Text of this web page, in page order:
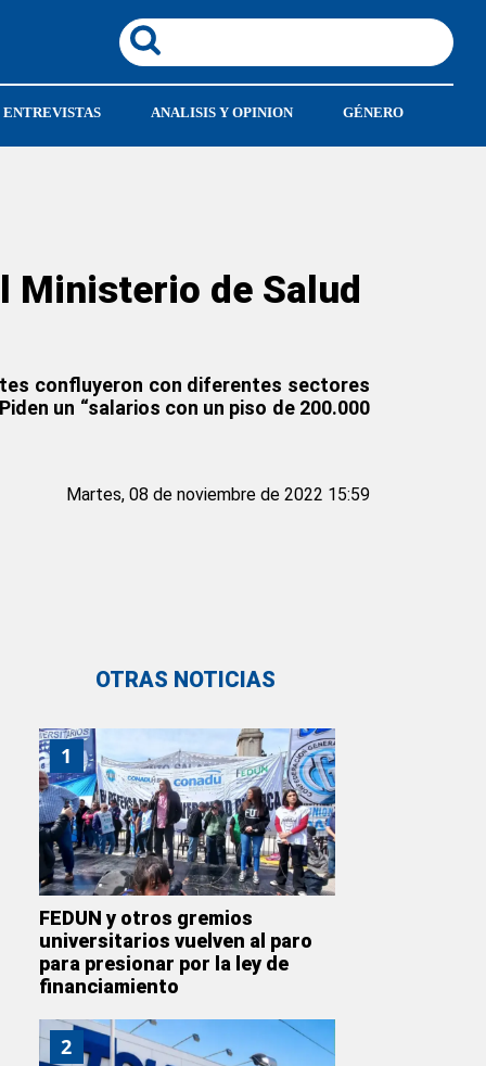
ENTREVISTAS ANALISIS Y OPINION GÉNERO
Ministerio de Salud
confluyeron con diferentes sectores
un “salarios con un piso de 200.000
Martes, 08 de noviembre de 2022 15:59
OTRAS NOTICIAS
1
FEDUN y otros gremios
universitarios vuelven al paro
para presionar por la ley de
financiamiento
2